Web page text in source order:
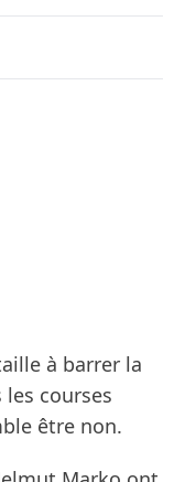
à barrer la
courses
être non.